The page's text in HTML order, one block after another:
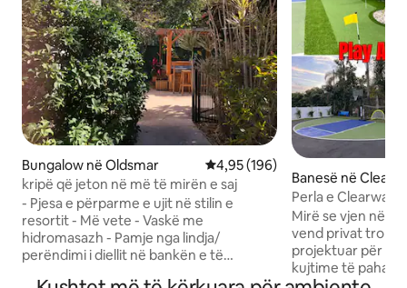
Bungalow në Oldsmar Vlerësimi mesatar 4,95 nga 5,
4,95 (196)
kripë që jeton në më të mirën e saj
- Pjesa e përparme e ujit në stilin e
resortit - Më vete - Vaskë me
hidromasazh - Pamje nga lindja/
perëndimi i diellit në bankën e të
Banesë në
Perla e
sportit dhe më
Mirë se vjen në
vend privat
projektuar për
kujtime të